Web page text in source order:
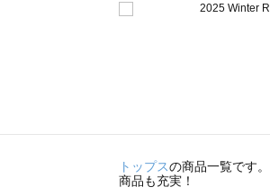
トップスの商品一覧です。
商品も充実！